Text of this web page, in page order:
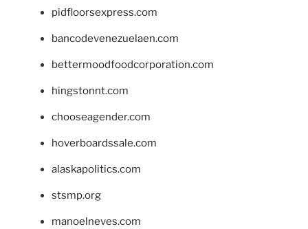
pidfloorsexpress.com
bancodevenezuelaen.com
bettermoodfoodcorporation.com
hingstonnt.com
chooseagender.com
hoverboardssale.com
alaskapolitics.com
stsmp.org
manoelneves.com